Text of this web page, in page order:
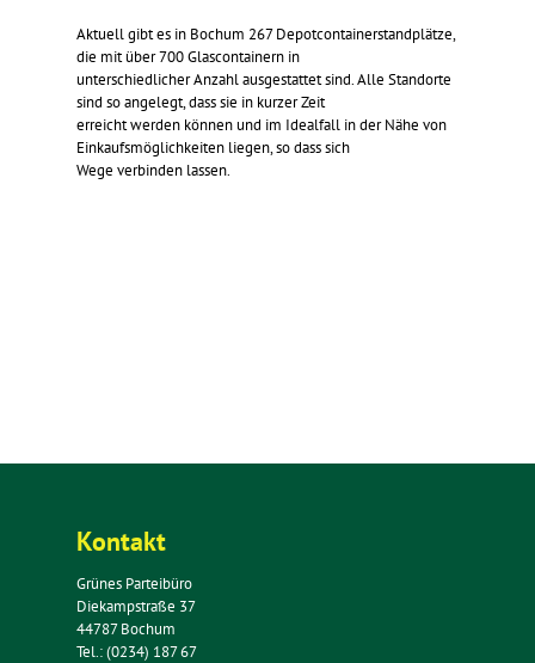
Aktuell gibt es in Bochum 267 Depotcontainerstandplätze,
die mit über 700 Glascontainern in
unterschiedlicher Anzahl ausgestattet sind. Alle Standorte
sind so angelegt, dass sie in kurzer Zeit
erreicht werden können und im Idealfall in der Nähe von
Einkaufsmöglichkeiten liegen, so dass sich
Wege verbinden lassen.
Kontakt
Grünes Parteibüro
Diekampstraße 37
44787 Bochum
Tel.: (0234) 187 67